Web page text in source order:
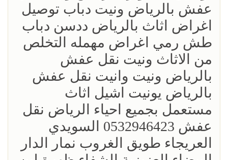
عفش بالرياض ونيت دباب توصيل
اغراض اثاث بالرياض ددسن دباب
طش رمي اغراض مهمله التخلص
من الاثاث ونيت نقل عفش
بالرياض ونيت وانيت نقل عفش
بالرياض يونيت اشيل اثاث
مستعمل بجميع احياء الرياض نقل
عفش 0532946423 السويدي
العريجاء طويق الغروب نمار الدار